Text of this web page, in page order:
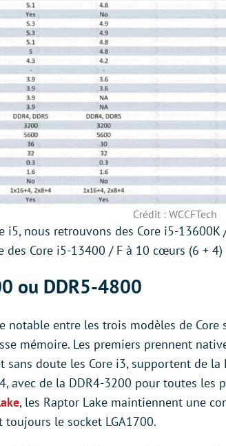
Crédit : WCCFTech
i5, nous retrouvons des Core i5-
des Core i5-13400 / F à 10 cœurs (6 +
ou DDR5-4800
notable entre les trois modèles de
mémoire. Les premiers prennent
sans doute les Core i3, supportent de la
avec de la DDR4-3200 pour toutes les
, les Raptor Lake maintiennent une
le socket LGA1700.